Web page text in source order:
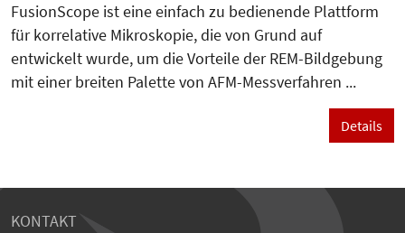
FusionScope ist eine einfach zu bedienende Plattform
für korrelative Mikroskopie, die von Grund auf
entwickelt wurde, um die Vorteile der REM-Bildgebung
mit einer breiten Palette von AFM-Messverfahren ...
Details
KONTAKT